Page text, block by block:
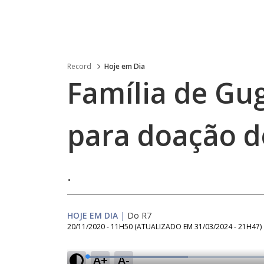
Record Hoje em Dia
Família de
para doação
.
HOJE EM DIA | Do R7
20/11/2020 - 11H50 (ATUALIZADO EM 31/03/2024 - 21H47)
A+ A- L